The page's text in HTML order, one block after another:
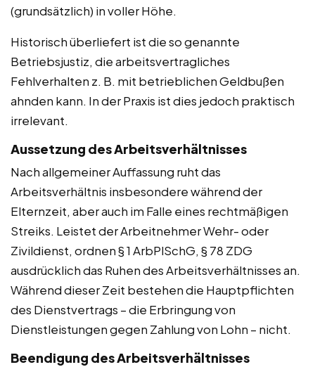
(grundsätzlich) in voller Höhe.
Historisch überliefert ist die so genannte
Betriebsjustiz, die arbeitsvertragliches
Fehlverhalten z. B. mit betrieblichen Geldbußen
ahnden kann. In der Praxis ist dies jedoch praktisch
irrelevant.
Aussetzung des Arbeitsverhältnisses
Nach allgemeiner Auffassung ruht das
Arbeitsverhältnis insbesondere während der
Elternzeit, aber auch im Falle eines rechtmäßigen
Streiks. Leistet der Arbeitnehmer Wehr- oder
Zivildienst, ordnen § 1 ArbPlSchG, § 78 ZDG
ausdrücklich das Ruhen des Arbeitsverhältnisses an.
Während dieser Zeit bestehen die Hauptpflichten
des Dienstvertrags – die Erbringung von
Dienstleistungen gegen Zahlung von Lohn – nicht.
Beendigung des Arbeitsverhältnisses